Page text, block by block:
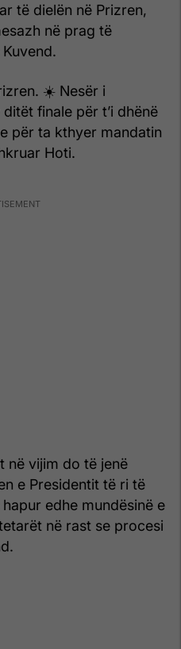
të dielën në Prizren,
në prag të
☀️ Nesër i
finale për t’i dhënë
për ta kthyer mandatin
Hoti.
në vijim do të jenë
e Presidentit të ri të
edhe mundësinë e
në rast se procesi